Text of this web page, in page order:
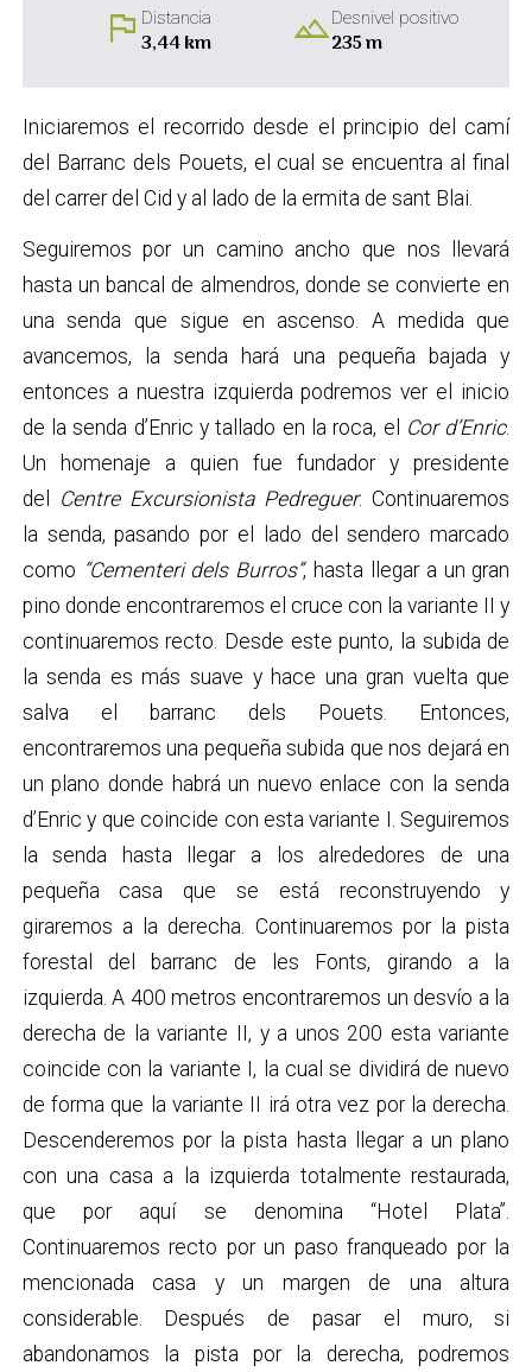
flag Distancia
3,44 km landscapeDesnivel positivo
235 m
Iniciaremos el recorrido desde el principio del camí
del Barranc dels Pouets, el cual se encuentra al final
del carrer del Cid y al lado de la ermita de sant Blai.
Seguiremos por un camino ancho que nos llevará
hasta un bancal de almendros, donde se convierte en
una senda que sigue en ascenso. A medida que
avancemos, la senda hará una pequeña bajada y
entonces a nuestra izquierda podremos ver el inicio
de la senda d’Enric y tallado en la roca, el Cor d’Enric.
Un homenaje a quien fue fundador y presidente
del
Centre Excursionista Pedreguer. Continuaremos
la senda, pasando por el lado del sendero marcado
como “Cementeri dels Burros”, hasta llegar a un gran
pino donde encontraremos el cruce con la variante II y
continuaremos recto. Desde este punto, la subida de
la senda es más suave y hace una gran vuelta que
salva el barranc dels Pouets. Entonces,
encontraremos una pequeña subida que nos dejará en
un plano donde habrá un nuevo enlace con la senda
d’Enric y que coincide con esta variante I. Seguiremos
la senda hasta llegar a los alrededores de una
pequeña casa que se está reconstruyendo y
giraremos a la derecha. Continuaremos por la pista
forestal del barranc de les Fonts, girando a la
izquierda. A 400 metros encontraremos un desvío a la
derecha de la variante II, y a unos 200 esta variante
coincide con la variante I, la cual se dividirá de nuevo
de forma que la variante II irá otra vez por la derecha.
Descenderemos por la pista hasta llegar a un plano
con una casa a la izquierda totalmente restaurada,
que por aquí se denomina “Hotel Plata”.
Continuaremos recto por un paso franqueado por la
mencionada casa y un margen de una altura
considerable. Después de pasar el muro, si
abandonamos la pista por la derecha, podremos